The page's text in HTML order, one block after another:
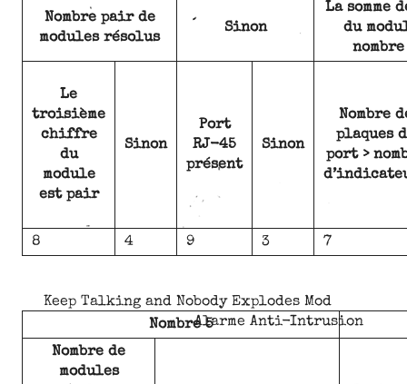
Nombre pair de
modules résolus
Sinon
La somme
du
Le
troisième
chiffre
du
module
est pair
Sinon
Port
RJ-45
présent
Sinon
Nombre
plaques
port >
8 4 9 3 7
Keep Talking and Nobody Explodes Mod
Alarme Anti-Intrusion
Nombre 5
Nombre de
modules